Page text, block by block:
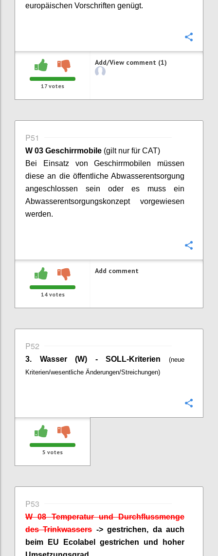
europäischen Vorschriften genügt.
17 votes
Add/View comment (1)
P51
W 03 Geschirrmobile (gilt nur für CAT)
Bei Einsatz von Geschirrmobilen müssen
diese an die öffentliche Abwasserentsorgung
angeschlossen sein oder es muss ein
Abwasserentsorgungskonzept vorgewiesen
werden.
14votes
Add comment
P52
3. Wasser (W) - SOLL-Kriterien (neue
Kriterien/wesentliche Änderungen/Streichungen)
5 votes
P53
W 08 Temperatur und Durchflussmenge
des Trinkwassers-> gestrichen, da auch
beim EU
Ecolabel
gestrichen und hoher